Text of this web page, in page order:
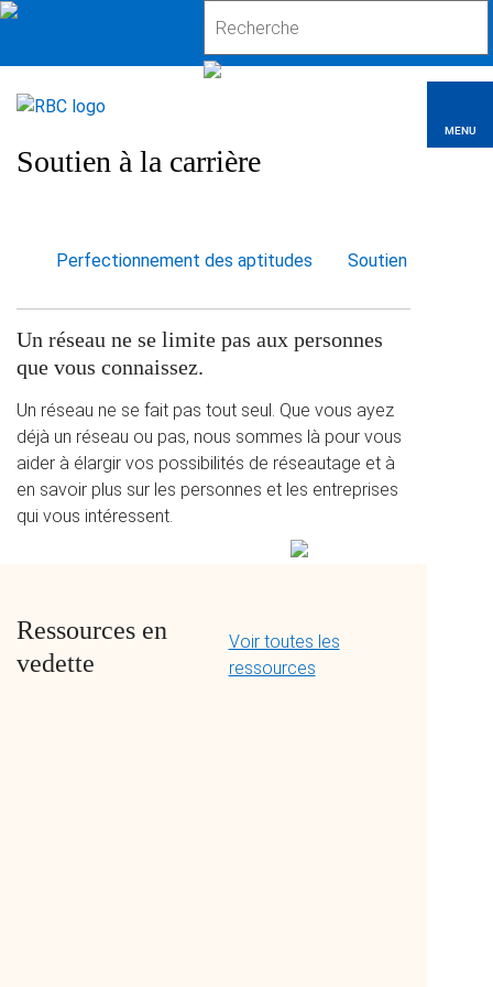
MENU
Soutien à la carrière
Perfectionnement des aptitudes Soutien à la
Un réseau ne se limite pas aux personnes
que vous connaissez.
Un réseau ne se fait pas tout seul. Que vous ayez
déjà un réseau ou pas, nous sommes là pour vous
aider à élargir vos possibilités de réseautage et à
en savoir plus sur les personnes et les entreprises
qui vous intéressent.
Ressources en
vedette
Voir toutes les
ressources